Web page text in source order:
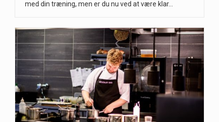
med din træning, men er du nu ved at være klar…